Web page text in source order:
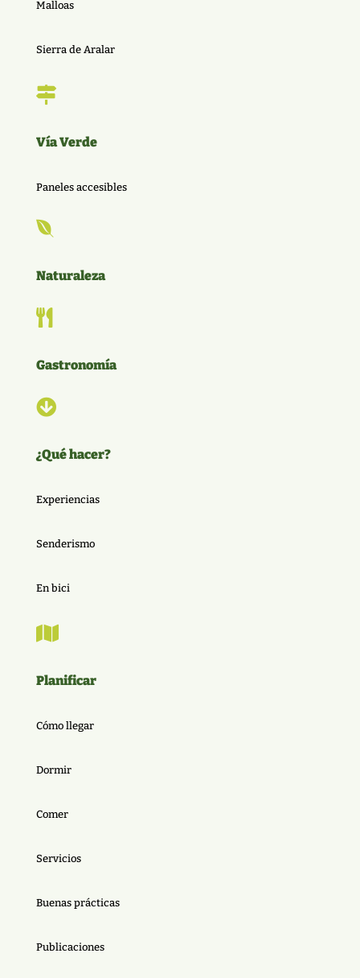
Malloas
Sierra de Aralar

Vía Verde
Paneles accesibles

Naturaleza

Gastronomía

¿Qué hacer?
Experiencias
Senderismo
En bici

Planificar
Cómo llegar
Dormir
Comer
Servicios
Buenas prácticas
Publicaciones